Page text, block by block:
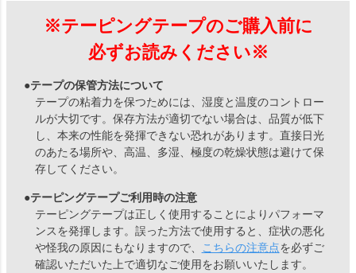
※テーピングテープのご購入前に
必ずお読みください※
●テープの保管方法について
テープの粘着力を保つためには、湿度と温度のコントロー
ルが大切です。保存方法が適切でない場合は、品質が低下
し、本来の性能を発揮できない恐れがあります。直接日光
のあたる場所や、高温、多湿、極度の乾燥状態は避けて保
存してください。
●テーピングテープご利用時の注意
テーピングテープは正しく使用することによりパフォーマ
ンスを発揮します。誤った方法で使用すると、症状の悪化
や怪我の原因にもなりますので、
こちらの注意点を必ずご
確認いただいた上で適切なご使用をお願いいたします。